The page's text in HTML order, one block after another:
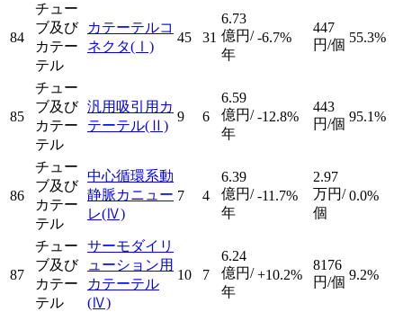
84
チュー
ブ及び
カテー
テル
カテーテルコ
ネクタ(Ⅰ)
45 31
6.73
億円/
年
-6.7%
447
円/個 55.3%
85
チュー
ブ及び
カテー
テル
汎用吸引用カ
テーテル(Ⅱ)
9 6
6.59
億円/
年
-12.8%
443
円/個 95.1%
86
チュー
ブ及び
カテー
テル
中心循環系動
静脈カニュー
レ(Ⅳ)
7 4
6.39
億円/
年
-11.7%
2.97
万円/
個
0.0%
87
チュー
ブ及び
カテー
テル
サーモダイリ
ューション用
カテーテル
(Ⅳ)
10 7
6.24
億円/
年
+10.2%
8176
円/個 9.2%